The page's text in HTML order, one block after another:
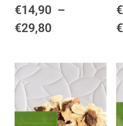
€14,90 –
€29,80
€
€